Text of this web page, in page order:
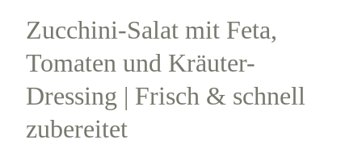
Zucchini-Salat mit Feta,
Tomaten und Kräuter-
Dressing | Frisch & schnell
zubereitet